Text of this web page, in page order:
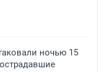
ночью 15